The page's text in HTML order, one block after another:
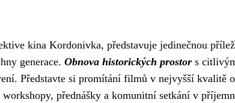
kina Kordonivka, představuje jedinečnou
generace. Obnova historických prostor s
Představte si promítání filmů v nejvyšší kvalitě
přednášky a komunitní setkání v